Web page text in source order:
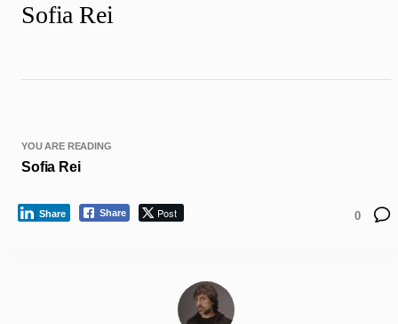
Sofia Rei
YOU ARE READING
Sofia Rei
Share Post
Share 0